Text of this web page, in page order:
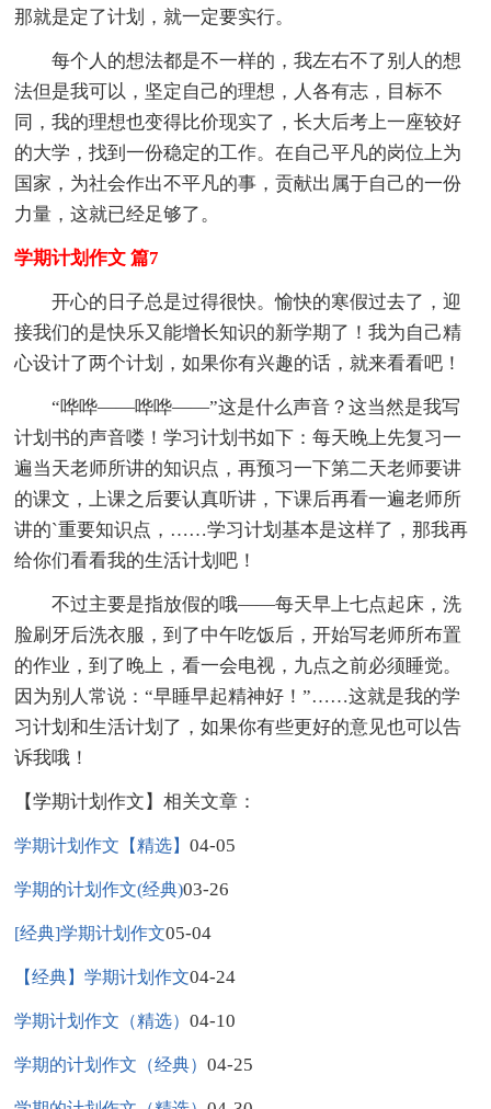
那就是定了计划，就一定要实行。
每个人的想法都是不一样的，我左右不了别人的想
法但是我可以，坚定自己的理想，人各有志，目标不
同，我的理想也变得比价现实了，长大后考上一座较好
的大学，找到一份稳定的工作。在自己平凡的岗位上为
国家，为社会作出不平凡的事，贡献出属于自己的一份
力量，这就已经足够了。
学期计划作文 篇7
开心的日子总是过得很快。愉快的寒假过去了，迎
接我们的是快乐又能增长知识的新学期了！我为自己精
心设计了两个计划，如果你有兴趣的话，就来看看吧！
“哗哗——哗哗——”这是什么声音？这当然是我写
计划书的声音喽！学习计划书如下：每天晚上先复习一
遍当天老师所讲的知识点，再预习一下第二天老师要讲
的课文，上课之后要认真听讲，下课后再看一遍老师所
讲的`重要知识点，……学习计划基本是这样了，那我再
给你们看看我的生活计划吧！
不过主要是指放假的哦——每天早上七点起床，洗
脸刷牙后洗衣服，到了中午吃饭后，开始写老师所布置
的作业，到了晚上，看一会电视，九点之前必须睡觉。
因为别人常说：“早睡早起精神好！”……这就是我的学
习计划和生活计划了，如果你有些更好的意见也可以告
诉我哦！
【学期计划作文】相关文章：
学期计划作文【精选】04-05
学期的计划作文(经典)03-26
[经典]学期计划作文05-04
【经典】学期计划作文04-24
学期计划作文（精选）04-10
学期的计划作文（经典）04-25